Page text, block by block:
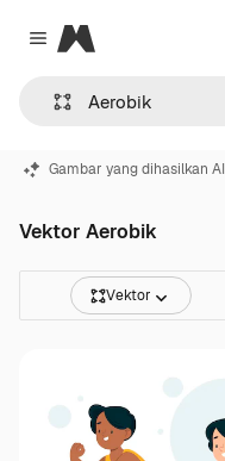
Close menu
Magnific
Gambar yang dihasilkan AI
Vektor Aerobik
Vektor